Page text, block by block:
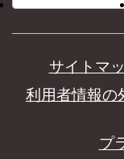
サイトマ
利用者情報の
プ